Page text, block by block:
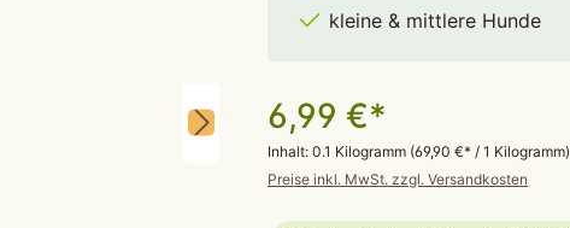
kleine & mittlere Hunde
6,99 €*
Inhalt:0.1 Kilogramm (69,90 €* / 1 Kilogramm)
Preise inkl. MwSt. zzgl. Versandkosten